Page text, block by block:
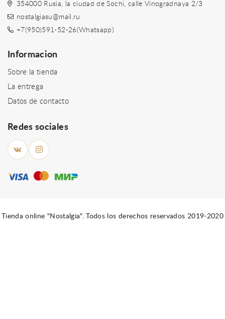
354000 Rusia, la ciudad de Sochi, calle Vinogradnaya 2/3
nostalgiasu@mail.ru
+7(950)591-52-26(Whatsapp)
Informacion
Sobre la tienda
La entrega
Datos de contacto
Redes sociales
Tienda online "Nostalgia". Todos los derechos reservados 2019-2020